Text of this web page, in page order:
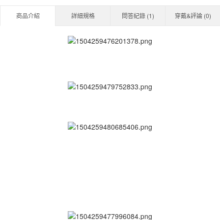
商品介紹 詳細規格 問答紀錄 (1) 穿戴&評論 (0)